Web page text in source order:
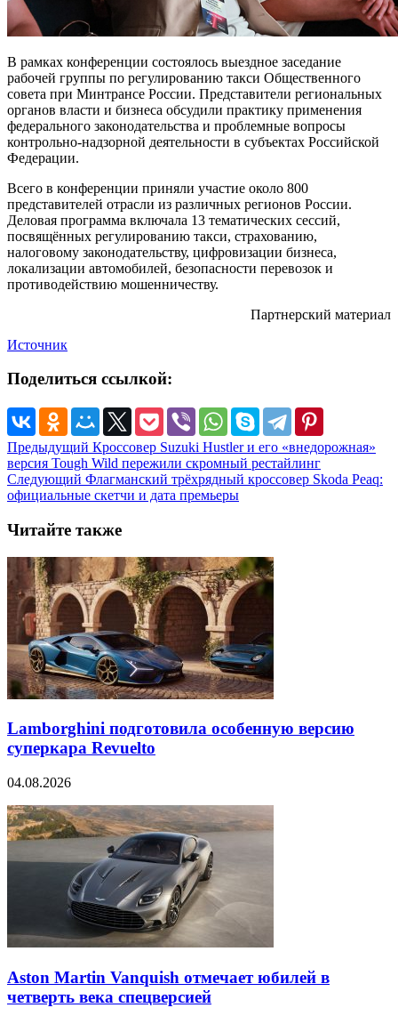
В рамках конференции состоялось выездное заседание
рабочей группы по регулированию такси Общественного
совета при Минтрансе России. Представители региональных
органов власти и бизнеса обсудили практику применения
федерального законодательства и проблемные вопросы
контрольно-надзорной деятельности в субъектах Российской
Федерации.
Всего в конференции приняли участие около 800
представителей отрасли из различных регионов России.
Деловая программа включала 13 тематических сессий,
посвящённых регулированию такси, страхованию,
налоговому законодательству, цифровизации бизнеса,
локализации автомобилей, безопасности перевозок и
противодействию мошенничеству.
Партнерский материал
Источник
Поделиться ссылкой:
Предыдущий Кроссовер Suzuki Hustler и его «внедорожная»
версия Tough Wild пережили скромный рестайлинг
Следующий Флагманский трёхрядный кроссовер Skoda Peaq:
официальные скетчи и дата премьеры
Читайте также
Lamborghini подготовила особенную версию
суперкара Revuelto
04.08.2026
Aston Martin Vanquish отмечает юбилей в
четверть века спецверсией